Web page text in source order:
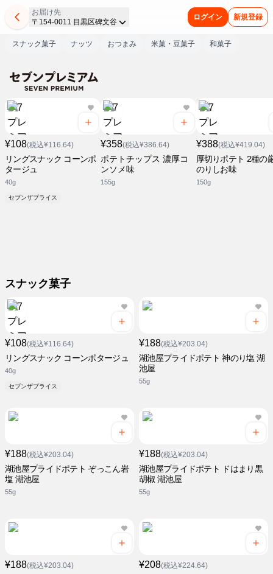
お届け先
〒154-0011 目黒区碑文谷
ログイン 新規登録
スナック菓子 ナッツ おつまみ 米菓・豆菓子 和菓子
¥108(税込¥116.64)
リングスナック コーンポ
タージュ
40g
セブンザプライス
¥358(税込¥386.64)
ポテトチップス 濃厚コ
ンソメ味
155g
¥388(税込¥419.04)
厚切りポテト 2種の
のりしお味
150g
スナック菓子
¥108(税込¥116.64)
リングスナック コーンポタージュ
40g
セブンザプライス
¥188(税込¥203.04)
湖池屋プライドポテト 神のり塩 湖
池屋
55g
¥188(税込¥203.04)
湖池屋プライドポテト ぞっこん岩
塩 湖池屋
55g
¥188(税込¥203.04)
湖池屋プライドポテト ドはまり黒
胡椒 湖池屋
55g
¥188(税込¥203.04) ¥208(税込¥224.64)